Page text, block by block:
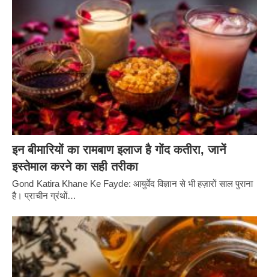
इन बीमारियों का रामबाण इलाज है गोंद कतीरा, जानें
इस्तेमाल करने का सही तरीका
Gond Katira Khane Ke Fayde: आयुर्वेद विज्ञान से भी हज़ारों साल पुराना
है। प्राचीन ग्रंथों…